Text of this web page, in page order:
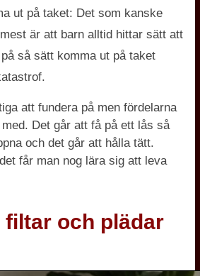
ut på taket: Det som kanske
är att barn alltid hittar sätt att
så sätt komma ut på taket
att fundera på men fördelarna
Det går att få på ett lås så
och det går att hålla tätt.
får man nog lära sig att leva
filtar och plädar